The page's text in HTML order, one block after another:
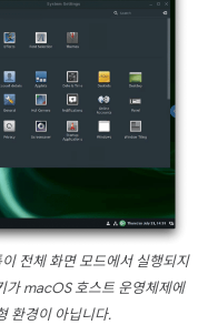
전체 화면 모드에서 실행되지
가 macOS 호스트 운영체제에
환경이 아닙니다.